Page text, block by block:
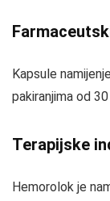
Kapsule
pakiranjima od
Terapijske
Hemorolok je